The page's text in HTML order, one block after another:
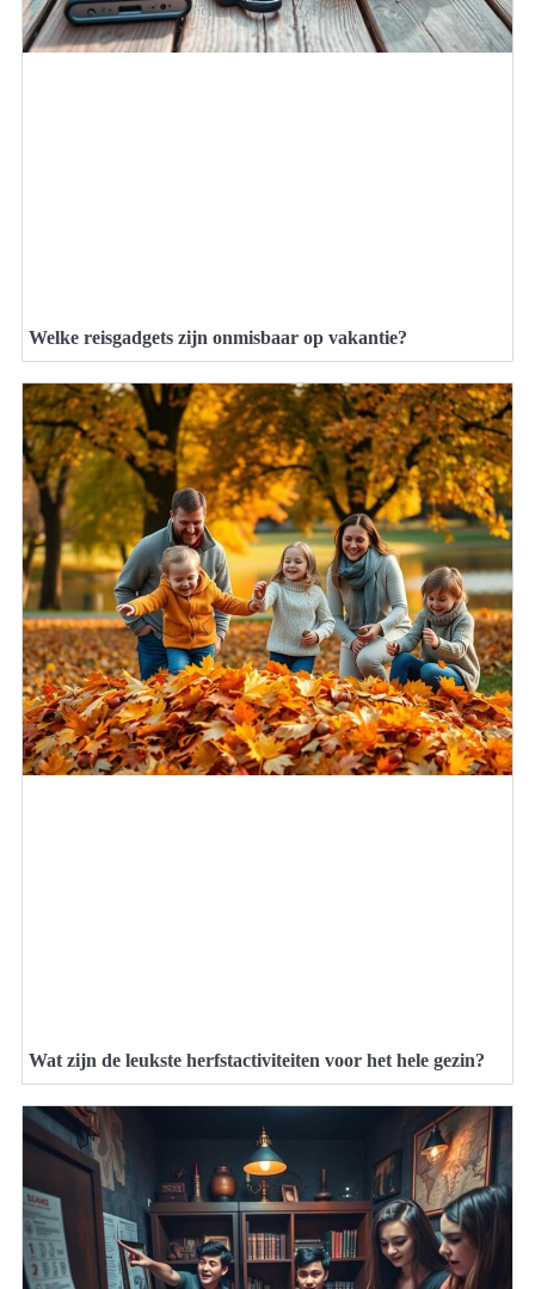
Welke reisgadgets zijn onmisbaar op vakantie?
Wat zijn de leukste herfstactiviteiten voor het hele gezin?